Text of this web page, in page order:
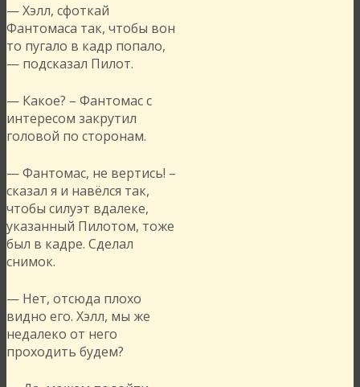
— Хэлл, сфоткай
Фантомаса так, чтобы вон
то пугало в кадр попало,
— подсказал Пилот.
— Какое? – Фантомас с
интересом закрутил
головой по сторонам.
— Фантомас, не вертись! –
сказал я и навёлся так,
чтобы силуэт вдалеке,
указанный Пилотом, тоже
был в кадре. Сделал
снимок.
— Нет, отсюда плохо
видно его. Хэлл, мы же
недалеко от него
проходить будем?